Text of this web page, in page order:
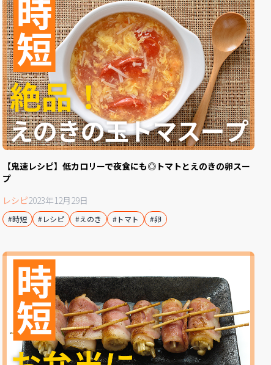
【鬼速レシピ】低カロリーで夜食にも◎トマトとえのきの卵スー
プ
レシピ2023年12月29日
#時短 #レシピ #えのき #トマト #卵